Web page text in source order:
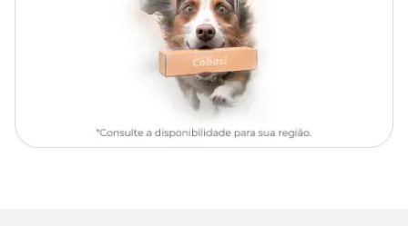
47 cm
57 cm